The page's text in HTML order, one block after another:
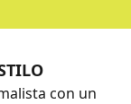
con un